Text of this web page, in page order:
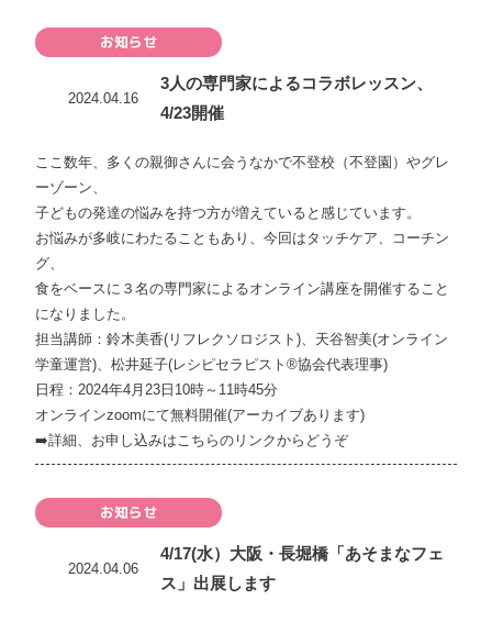
お知らせ
2024.04.16
3人の専門家によるコラボレッスン、
4/23開催
ここ数年、多くの親御さんに会うなかで不登校（不登園）やグレ
ーゾーン、
子どもの発達の悩みを持つ方が増えていると感じています。
お悩みが多岐にわたることもあり、今回はタッチケア、コーチン
グ、
食をベースに３名の専門家によるオンライン講座を開催すること
になりました。
担当講師：鈴木美香(リフレクソロジスト)、天谷智美(オンライン
学童運営)、松井延子(レシピセラピスト®協会代表理事)
日程：2024年4月23日10時～11時45分
オンラインzoomにて無料開催(アーカイブあります)
➡️詳細、お申し込みはこちらのリンクからどうぞ
お知らせ
2024.04.06
4/17(水）大阪・長堀橋「あそまなフェ
ス」出展します